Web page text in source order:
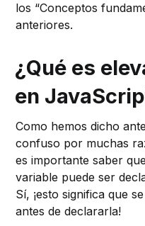
los “Conceptos
anteriores.
¿Qué es
en
Como hemos dicho
confuso por muchas
es importante saber
variable puede ser
Sí, ¡esto significa que
antes de declararla!